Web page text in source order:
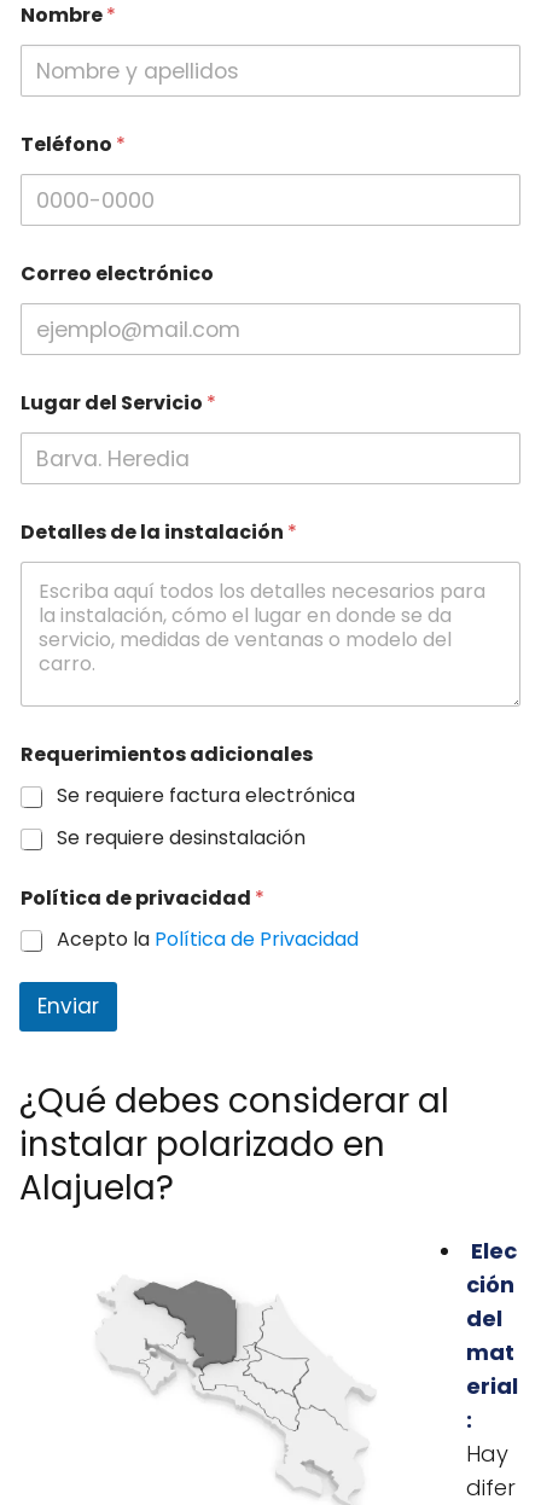
Nombre*
Teléfono *
Correo electrónico
Lugar del Servicio *
Detalles de la instalación *
Requerimientos adicionales
Se requiere factura electrónica
Se requiere desinstalación
Política de privacidad *
Acepto la Política de Privacidad
Enviar
¿Qué debes considerar al
instalar polarizado en
Alajuela?
Elec
ción
del
mat
erial
:
Hay
difer